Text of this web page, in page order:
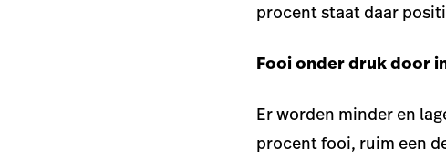
procent staat daar
Fooi onder druk door
Er worden minder en
procent fooi, ruim een